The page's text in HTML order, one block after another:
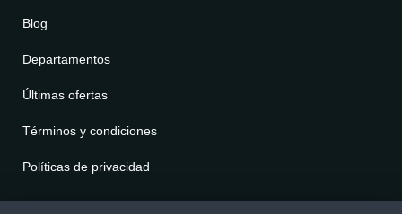
Blog
Departamentos
Últimas ofertas
Términos y condiciones
Políticas de privacidad